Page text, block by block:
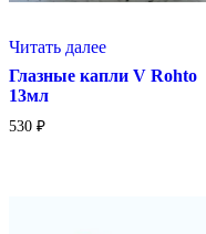
Читать далее
Глазные капли V Rohto
13мл
530 ₽